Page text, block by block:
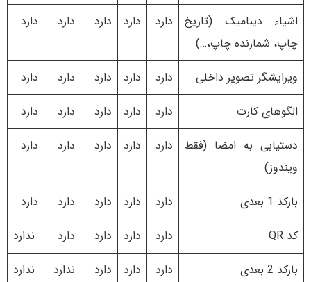
اشیاء دینامیک (تاریخ
چاپ، شمارنده چاپ،…)
دارد دارد دارد دارد دارد
ویرایشگر تصویر داخلی دارد دارد دارد دارد
دارد
الگوهای کارت
دارد دارد دارد دارد
دارد
دستیابی به امضا (فقط
ویندوز)
دارد دارد دارد دارد دارد
بارکد 1 بعدی دارد دارد دارد دارد
دارد
کد QR
دارد دارد دارد دارد
ندارد
بارکد 2 بعدی
دارد دارد دارد ندارد
ندارد